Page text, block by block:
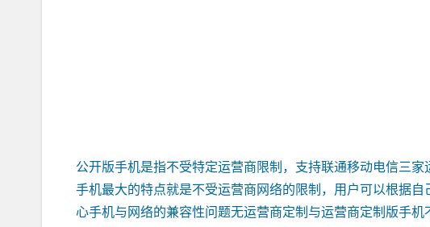
公开版手机是指不受特定运营商限制，支持联通移动电信三
手机最大的特点就是不受运营商网络的限制，用户可以根据
心手机与网络的兼容性问题无运营商定制与运营商定制版手机